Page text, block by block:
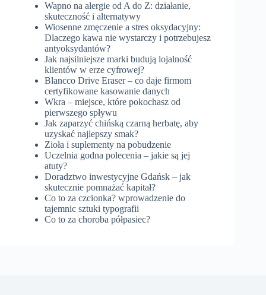
Wapno na alergie od A do Z: działanie,
skuteczność i alternatywy
Wiosenne zmęczenie a stres oksydacyjny:
Dlaczego kawa nie wystarczy i potrzebujesz
antyoksydantów?
Jak najsilniejsze marki budują lojalność
klientów w erze cyfrowej?
Blancco Drive Eraser – co daje firmom
certyfikowane kasowanie danych
Wkra – miejsce, które pokochasz od
pierwszego spływu
Jak zaparzyć chińską czarną herbatę, aby
uzyskać najlepszy smak?
Zioła i suplementy na pobudzenie
Uczelnia godna polecenia – jakie są jej
atuty?
Doradztwo inwestycyjne Gdańsk – jak
skutecznie pomnażać kapitał?
Co to za czcionka? wprowadzenie do
tajemnic sztuki typografii
Co to za choroba półpasiec?